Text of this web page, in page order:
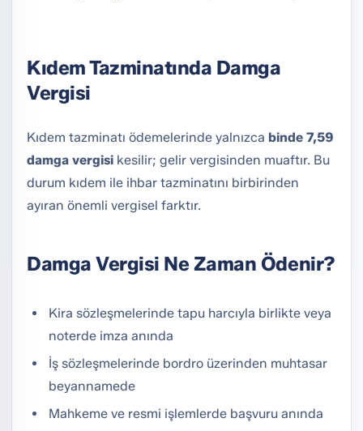
Kıdem Tazminatında Damga
Vergisi
Kıdem tazminatı ödemelerinde yalnızca binde 7,59
damga vergisi kesilir; gelir vergisinden muaftır. Bu
durum kıdem ile ihbar tazminatını birbirinden
ayıran önemli vergisel farktır.
Damga Vergisi Ne Zaman Ödenir?
Kira sözleşmelerinde tapu harcıyla birlikte veya
noterde imza anında
İş sözleşmelerinde bordro üzerinden muhtasar
beyannamede
Mahkeme ve resmi işlemlerde başvuru anında